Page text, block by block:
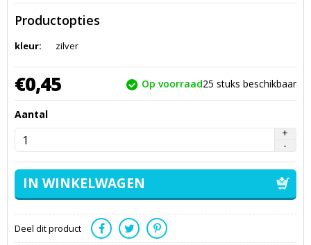
Productopties
kleur: zilver
€0,45 Op voorraad25 stuks beschikbaar
Aantal
Deel dit product